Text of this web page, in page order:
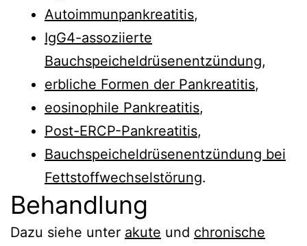
Autoimmunpankreatitis,
IgG4-assoziierte
Bauchspeicheldrüsenentzündung,
erbliche Formen der Pankreatitis,
eosinophile Pankreatitis,
Post-ERCP-Pankreatitis,
Bauchspeicheldrüsenentzündung bei
Fettstoffwechselstörung.
Behandlung
Dazu siehe unter akute und chronische